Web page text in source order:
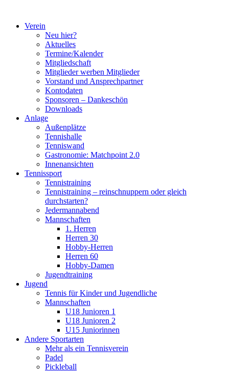
springenVerein
Neu hier?
Aktuelles
Termine/Kalender
Mitgliedschaft
Mitglieder werben Mitglieder
Vorstand und Ansprechpartner
Kontodaten
Sponsoren – Dankeschön
Downloads
Anlage
Außenplätze
Tennishalle
Tenniswand
Gastronomie: Matchpoint 2.0
Innenansichten
Tennissport
Tennistraining
Tennistraining – reinschnuppern oder gleich
durchstarten?
Jedermannabend
Mannschaften
1. Herren
Herren 30
Hobby-Herren
Herren 60
Hobby-Damen
Jugendtraining
Jugend
Tennis für Kinder und Jugendliche
Mannschaften
U18 Junioren 1
U18 Junioren 2
U15 Juniorinnen
Andere Sportarten
Mehr als ein Tennisverein
Padel
Pickleball